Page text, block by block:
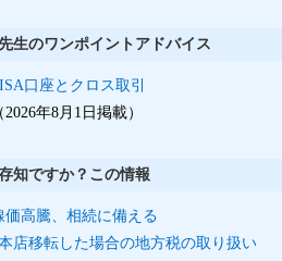
生のワンポイントアドバイス
口座とクロス取引
2026年8月1日掲載）
知ですか？この情報
価高騰、相続に備える
店移転した場合の地方税の取り扱い